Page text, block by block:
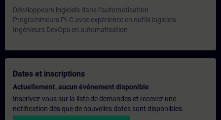
Développeurs logiciels dans l’automatisation
Programmeurs PLC avec expérience en outils logiciels
Ingénieurs DevOps en automatisation
Dates et inscriptions
Actuellement, aucun événement disponible
Inscrivez-vous sur la liste de demandes et recevez une
notification dès que de nouvelles dates sont disponibles.